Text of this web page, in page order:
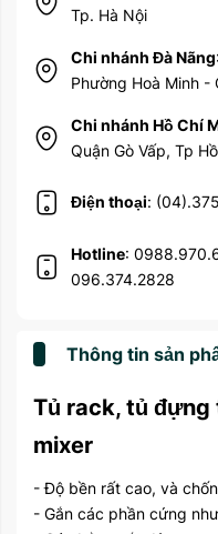
Tp. Hà Nội
Chi nhánh Đà Nãng
Phường Hoà Minh -
Chi nhánh Hồ Chí
Quận Gò Vấp, Tp
Điện thoại:
Hotline:
096.374.2828
Thông tin sản
Tủ rack, tủ đựng
mixer
- Độ bền rất cao, và
- Gắn các phần cứng